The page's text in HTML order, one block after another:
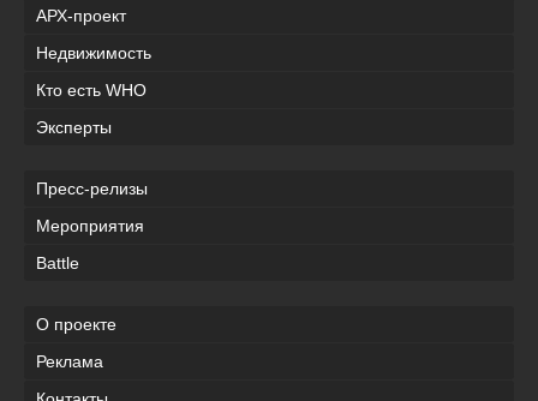
АРХ-проект
Недвижимость
Кто есть WHO
Эксперты
Пресс-релизы
Мероприятия
Battle
О проекте
Реклама